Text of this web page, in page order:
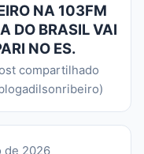
NA 103FM
DO BRASIL VAI
NO ES.
compartilhado
de 2026